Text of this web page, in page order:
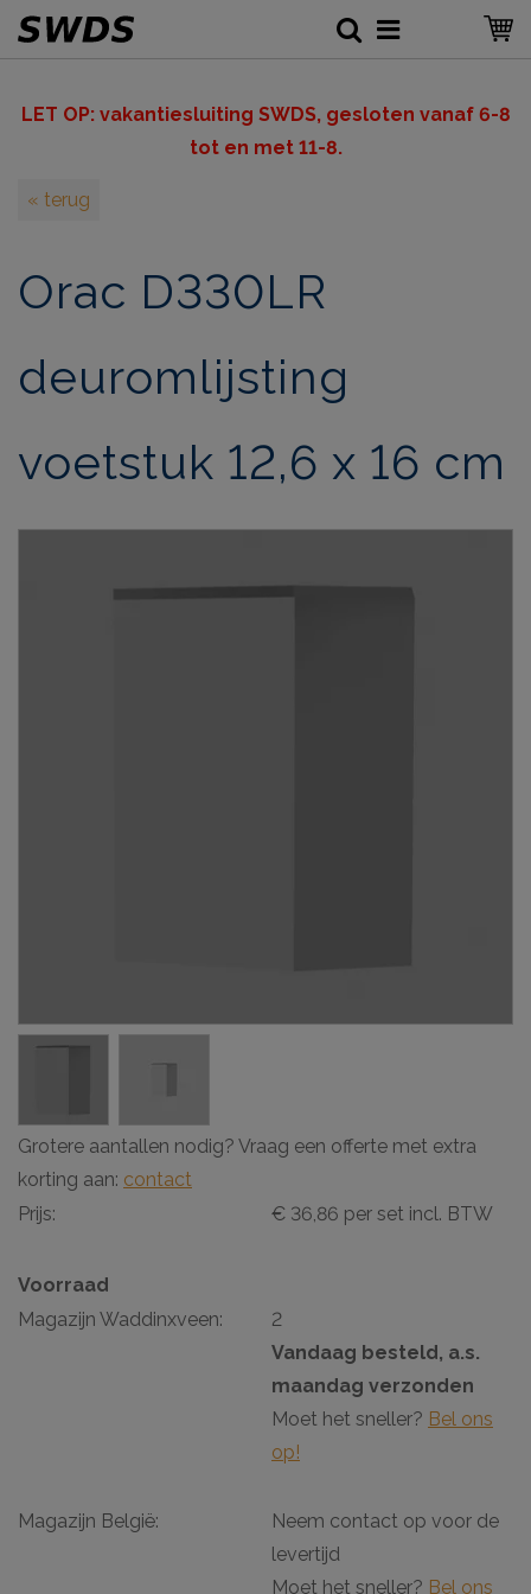
LET OP: vakantiesluiting SWDS, gesloten vanaf 6-8
tot en met 11-8.
« terug
Orac D330LR
deuromlijsting
voetstuk 12,6 x 16 cm
Grotere aantallen nodig? Vraag een offerte met extra
korting aan: contact
Prijs:
€ 36,86 per set incl. BTW
Voorraad
Magazijn Waddinxveen:
2
Vandaag besteld, a.s.
maandag verzonden
Moet het sneller? Bel ons
op!
Magazijn België:
Neem contact op voor de
levertijd
Moet het sneller? Bel ons